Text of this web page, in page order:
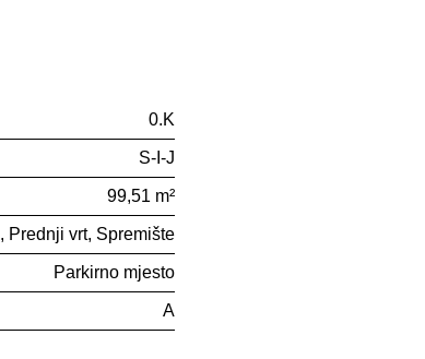
0.K
S-I-J
99,51 m²
Prednji vrt Spremište
Parkirno mjesto
A